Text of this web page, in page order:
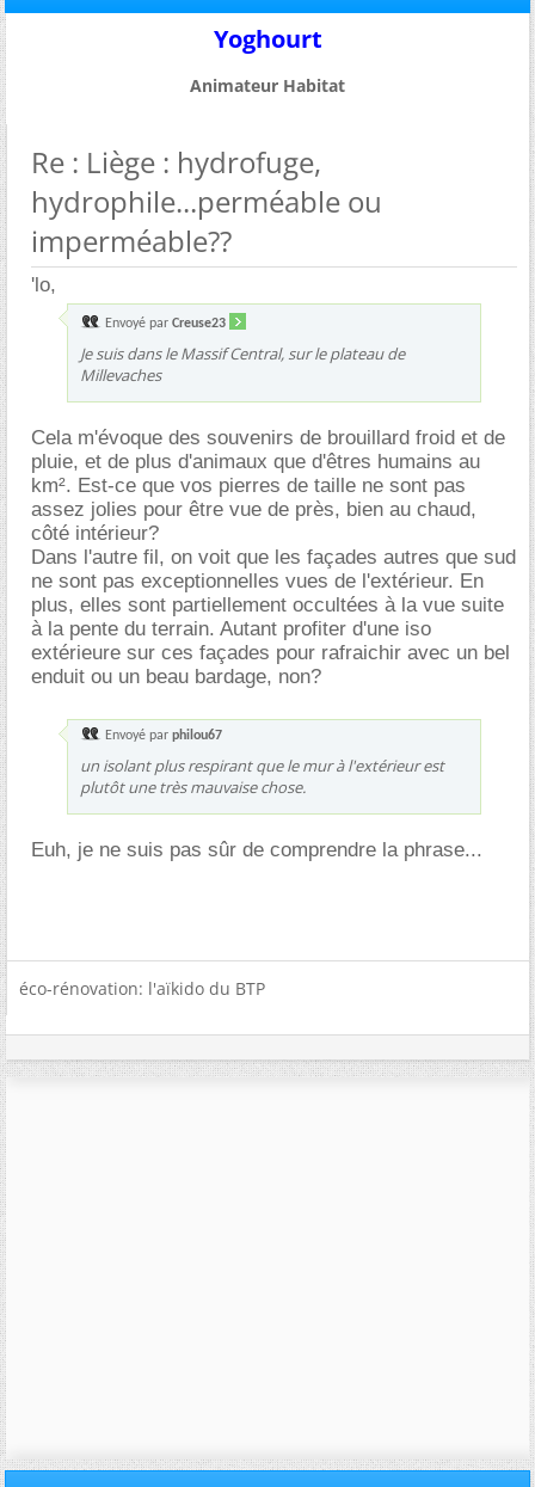
Yoghourt
Animateur Habitat
Re : Liège : hydrofuge,
hydrophile...perméable ou
imperméable??
'lo,
Envoyé par Creuse23
Je suis dans le Massif Central, sur le plateau de
Millevaches
Cela m'évoque des souvenirs de brouillard froid et de
pluie, et de plus d'animaux que d'êtres humains au
km². Est-ce que vos pierres de taille ne sont pas
assez jolies pour être vue de près, bien au chaud,
côté intérieur?
Dans l'autre fil, on voit que les façades autres que sud
ne sont pas exceptionnelles vues de l'extérieur. En
plus, elles sont partiellement occultées à la vue suite
à la pente du terrain. Autant profiter d'une iso
extérieure sur ces façades pour rafraichir avec un bel
enduit ou un beau bardage, non?
Envoyé par philou67
un isolant plus respirant que le mur à l'extérieur est
plutôt une très mauvaise chose.
Euh, je ne suis pas sûr de comprendre la phrase...
éco-rénovation: l'aïkido du BTP